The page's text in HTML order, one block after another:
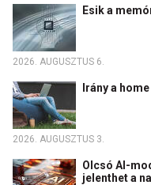
Esik a
2026. AUGUSZTUS 6.
Irány a
2026. AUGUSZTUS 3.
Olcsó AI-
jelenthet a